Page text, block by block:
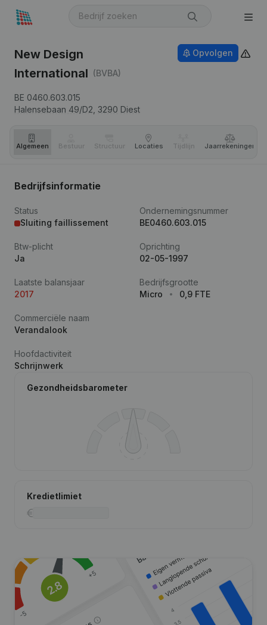
New Design
International (BVBA)
BE 0460.603.015
Halensebaan 49/D2, 3290 Diest
Opvolgen
Algemeen Bestuur Structuur Locaties Tijdlijn Jaar­rekeningen
Bedrijfsinformatie
Status
Sluiting faillissement
Ondernemingsnummer
BE0460.603.015
Btw-plicht
Ja
Oprichting
02-05-1997
Laatste balansjaar
2017
Bedrijfsgrootte
Micro
0,9 FTE
Commerciële naam
Verandalook
Hoofdactiviteit
Schrijnwerk
Gezondheidsbarometer
Kredietlimiet